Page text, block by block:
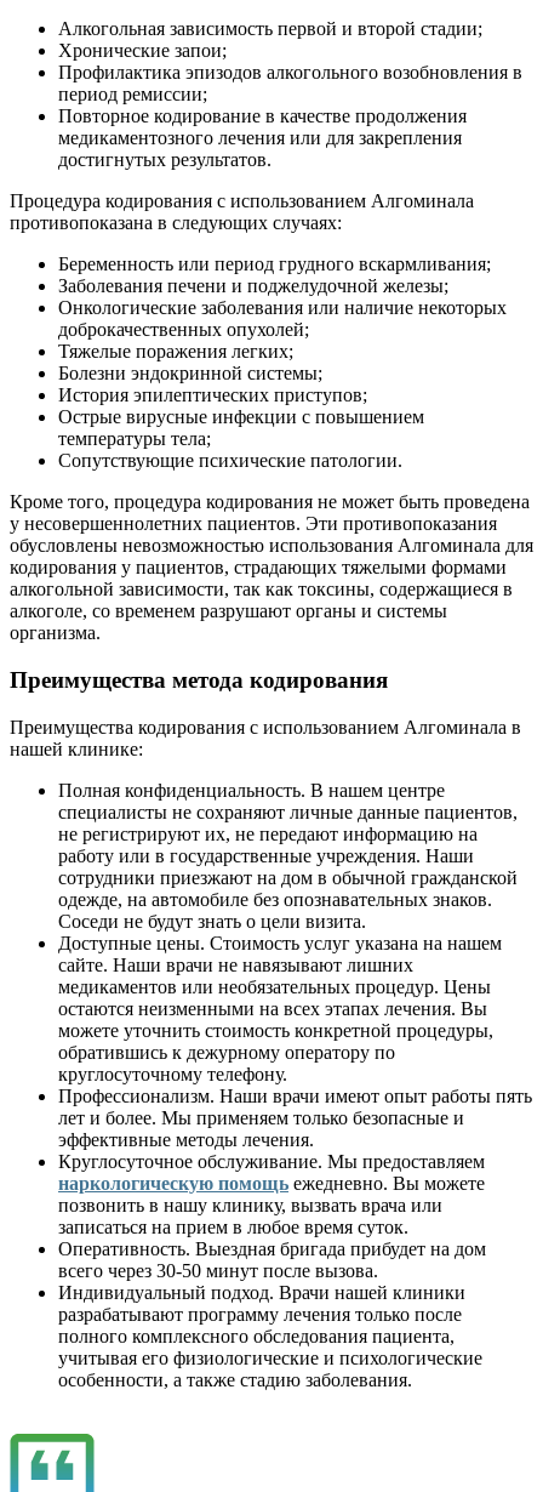
Алкогольная зависимость первой и второй стадии;
Хронические запои;
Профилактика эпизодов алкогольного возобновления в
период ремиссии;
Повторное кодирование в качестве продолжения
медикаментозного лечения или для закрепления
достигнутых результатов.
Процедура кодирования с использованием Алгоминала
противопоказана в следующих случаях:
Беременность или период грудного вскармливания;
Заболевания печени и поджелудочной железы;
Онкологические заболевания или наличие некоторых
доброкачественных опухолей;
Тяжелые поражения легких;
Болезни эндокринной системы;
История эпилептических приступов;
Острые вирусные инфекции с повышением
температуры тела;
Сопутствующие психические патологии.
Кроме того, процедура кодирования не может быть проведена
у несовершеннолетних пациентов. Эти противопоказания
обусловлены невозможностью использования Алгоминала для
кодирования у пациентов, страдающих тяжелыми формами
алкогольной зависимости, так как токсины, содержащиеся в
алкоголе, со временем разрушают органы и системы
организма.
Преимущества метода кодирования
Преимущества кодирования с использованием Алгоминала в
нашей клинике:
Полная конфиденциальность. В нашем центре
специалисты не сохраняют личные данные пациентов,
не регистрируют их, не передают информацию на
работу или в государственные учреждения. Наши
сотрудники приезжают на дом в обычной гражданской
одежде, на автомобиле без опознавательных знаков.
Соседи не будут знать о цели визита.
Доступные цены. Стоимость услуг указана на нашем
сайте. Наши врачи не навязывают лишних
медикаментов или необязательных процедур. Цены
остаются неизменными на всех этапах лечения. Вы
можете уточнить стоимость конкретной процедуры,
обратившись к дежурному оператору по
круглосуточному телефону.
Профессионализм. Наши врачи имеют опыт работы пять
лет и более. Мы применяем только безопасные и
эффективные методы лечения.
Круглосуточное обслуживание. Мы предоставляем
наркологическую помощь ежедневно. Вы можете
позвонить в нашу клинику, вызвать врача или
записаться на прием в любое время суток.
Оперативность. Выездная бригада прибудет на дом
всего через 30-50 минут после вызова.
Индивидуальный подход. Врачи нашей клиники
разрабатывают программу лечения только после
полного комплексного обследования пациента,
учитывая его физиологические и психологические
особенности, а также стадию заболевания.